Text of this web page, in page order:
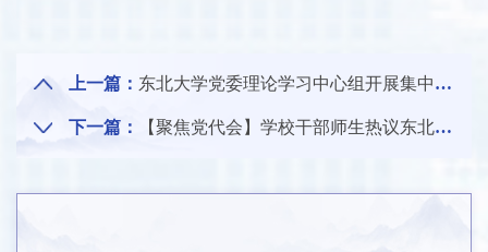
上一篇： 东北大学党委理论学习中心组开展集中学习
下一篇： 【聚焦党代会】学校干部师生热议东北大学第十五次党代会①